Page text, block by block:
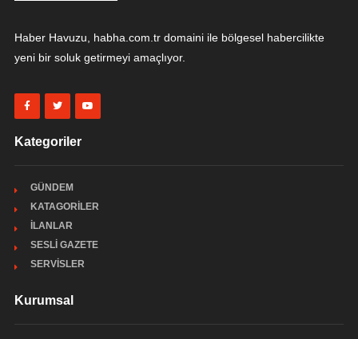
Haber Havuzu, habha.com.tr domaini ile bölgesel habercilikte
yeni bir soluk getirmeyi amaçlıyor.
Kategoriler
GÜNDEM
KATAGORİLER
İLANLAR
SESLİ GAZETE
SERVİSLER
Kurumsal